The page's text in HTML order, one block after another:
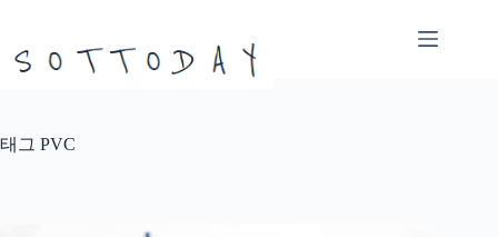
으
뛰
태그 PVC